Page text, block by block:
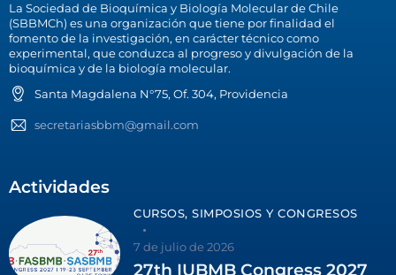
La Sociedad de Bioquímica y Biología Molecular de Chile
(SBBMCh) es una organización que tiene por finalidad el
fomento de la investigación, en carácter técnico como
experimental, que conduzca al progreso y divulgación de la
bioquímica y de la biología molecular.
Santa Magdalena N°75, Of. 304, Providencia
secretariasbbm@gmail.com
Actividades
CURSOS, SIMPOSIOS Y CONGRESOS
7 de julio de 2026
27th IUBMB Congress 2027